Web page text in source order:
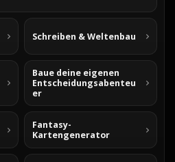
Schreiben & Weltenbau
Baue deine eigenen
Entscheidungsabenteu
er
Fantasy-
Kartengenerator